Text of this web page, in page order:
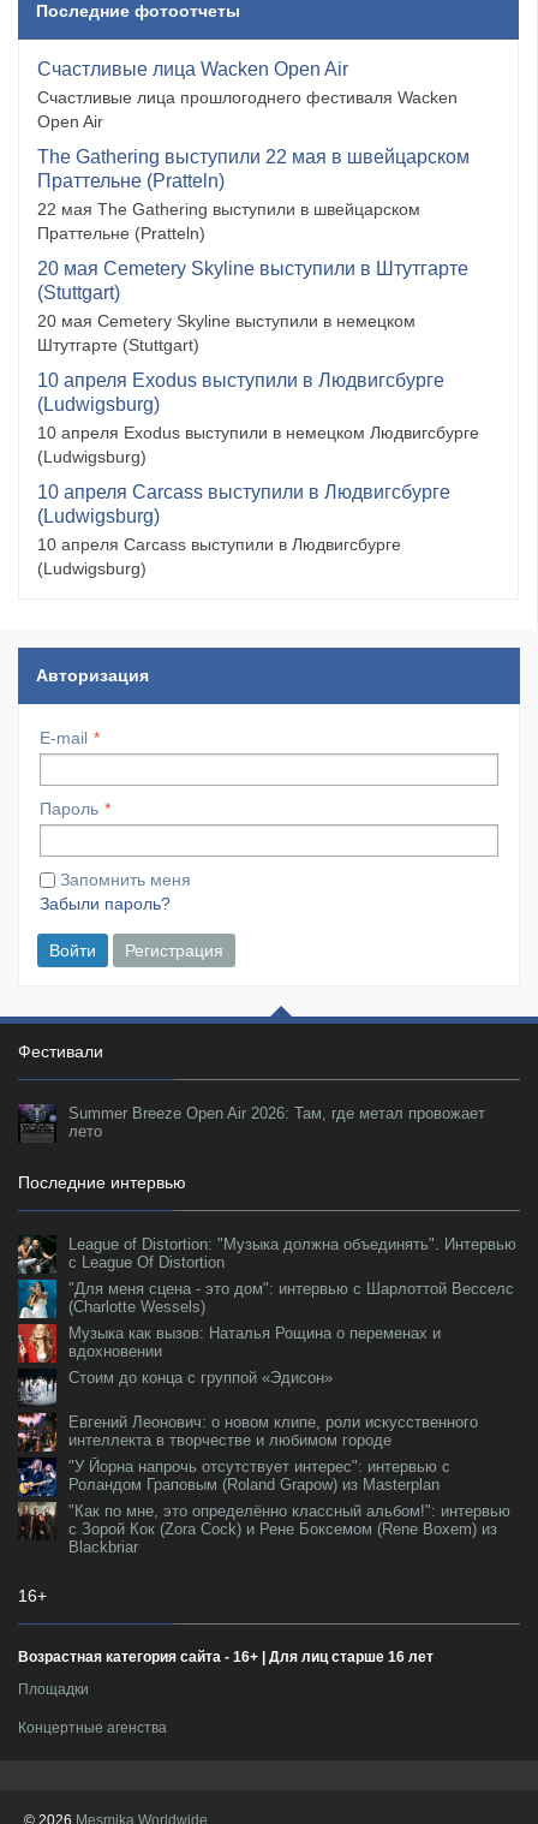
Последние фотоотчеты
Счастливые лица Wacken Open Air
Счастливые лица прошлогоднего фестиваля Wacken
Open Air
The Gathering выступили 22 мая в швейцарском
Праттельне (Pratteln)
22 мая The Gathering выступили в швейцарском
Праттельне (Pratteln)
20 мая Cemetery Skyline выступили в Штутгарте
(Stuttgart)
20 мая Cemetery Skyline выступили в немецком
Штутгарте (Stuttgart)
10 апреля Exodus выступили в Людвигсбурге
(Ludwigsburg)
10 апреля Exodus выступили в немецком Людвигсбурге
(Ludwigsburg)
10 апреля Carcass выступили в Людвигсбурге
(Ludwigsburg)
10 апреля Carcass выступили в Людвигсбурге
(Ludwigsburg)
Авторизация
E-mail
Пароль
Запомнить меня
Забыли пароль?
Войти Регистрация
Фестивали
Summer Breeze Open Air 2026: Там, где метал провожает
лето
Последние интервью
League of Distortion: "Музыка должна объединять". Интервью
с League Of Distortion
"Для меня сцена - это дом": интервью с Шарлоттой Весселс
(Charlotte Wessels)
Музыка как вызов: Наталья Рощина о переменах и
вдохновении
Стоим до конца с группой «Эдисон»
Евгений Леонович: о новом клипе, роли искусственного
интеллекта в творчестве и любимом городе
"У Йорна напрочь отсутствует интерес": интервью с
Роландом Граповым (Roland Grapow) из Masterplan
"Как по мне, это определённо классный альбом!": интервью
с Зорой Кок (Zora Cock) и Рене Боксемом (Rene Boxem) из
Blackbriar
16+
Возрастная категория сайта - 16+ | Для лиц старше 16 лет
Площадки
Концертные агенства